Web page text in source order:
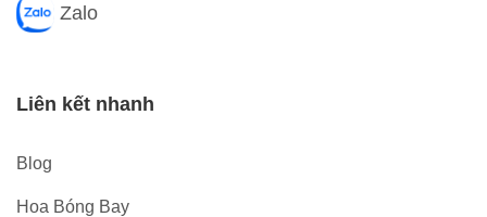
Zalo
Liên kết nhanh
Blog
Hoa Bóng Bay